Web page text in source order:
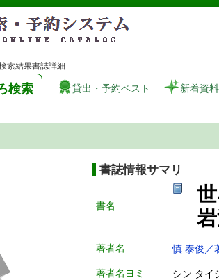
港区立図書館 蔵書
索結果書誌詳細
検索 貸出・予約ベスト 新着資料
書誌情報サマリ
書名
著者名 慎 泰俊／
著者名ヨミ シン タイ